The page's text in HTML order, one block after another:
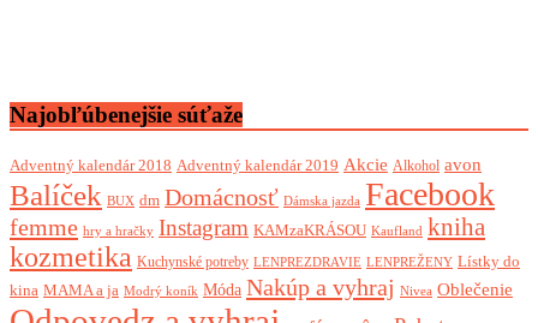
Najobľúbenejšie súťaže
Adventný kalendár 2018 Adventný kalendár 2019 Akcie Alkohol avon
Balíček BUX dm Domácnosť Dámska jazda Facebook
femme hry a hračky Instagram KAMzaKRÁSOU Kaufland kniha
kozmetika Kuchynské potreby LENPREZDRAVIE LENPREŽENY Lístky do
kina MAMA a ja Modrý koník Móda Nakúp a vyhraj Nivea Oblečenie